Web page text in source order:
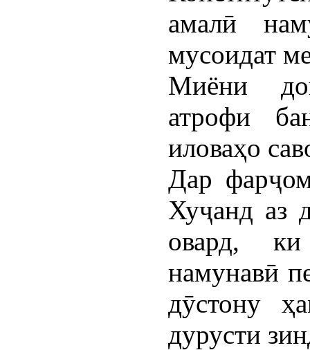
амалӣ
мусоидат
Миёни
атрофи
иловаҳо
Дар
Хуҷанд аз
овард,
намунавӣ
дӯстону
дурусти